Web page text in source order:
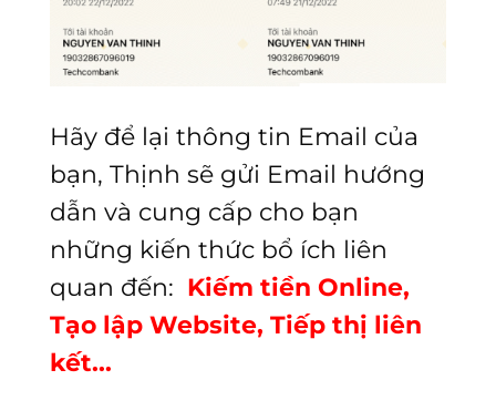
Hãy để lại thông tin Email của
bạn, Thịnh sẽ gửi Email hướng
dẫn và cung cấp cho bạn
những kiến thức bổ ích liên
quan đến: Kiếm tiền Online,
Tạo lập Website, Tiếp thị liên
kết...